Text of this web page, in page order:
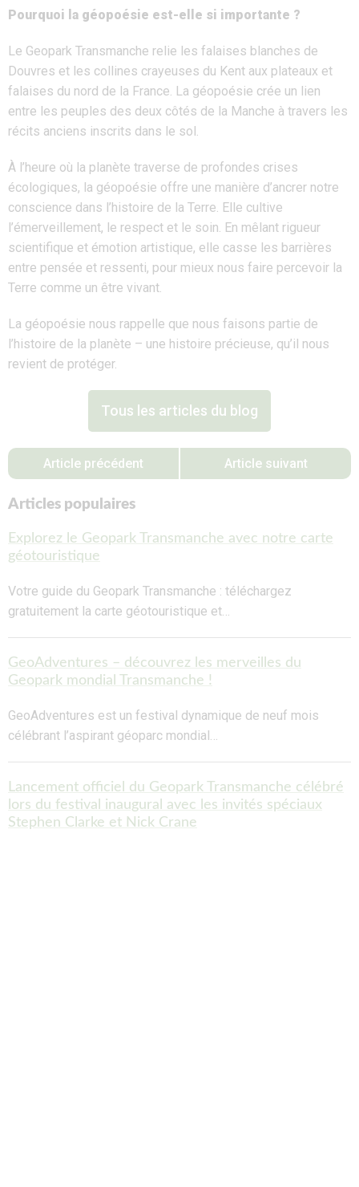
Pourquoi la géopoésie est-elle si importante ?
Le Geopark Transmanche relie les falaises blanches de
Douvres et les collines crayeuses du Kent aux plateaux et
falaises du nord de la France. La géopoésie crée un lien
entre les peuples des deux côtés de la Manche à travers les
récits anciens inscrits dans le sol.
À l’heure où la planète traverse de profondes crises
écologiques, la géopoésie offre une manière d’ancrer notre
conscience dans l’histoire de la Terre. Elle cultive
l’émerveillement, le respect et le soin. En mêlant rigueur
scientifique et émotion artistique, elle casse les barrières
entre pensée et ressenti, pour mieux nous faire percevoir la
Terre comme un être vivant.
La géopoésie nous rappelle que nous faisons partie de
l’histoire de la planète – une histoire précieuse, qu’il nous
revient de protéger.
Tous les articles du blog
Article précédent Article suivant
Articles populaires
Explorez le Geopark Transmanche avec notre carte
géotouristique
Votre guide du Geopark Transmanche : téléchargez
gratuitement la carte géotouristique et…
GeoAdventures – découvrez les merveilles du
Geopark mondial Transmanche !
GeoAdventures est un festival dynamique de neuf mois
célébrant l’aspirant géoparc mondial…
Lancement officiel du Geopark Transmanche célébré
lors du festival inaugural avec les invités spéciaux
Stephen Clarke et Nick Crane